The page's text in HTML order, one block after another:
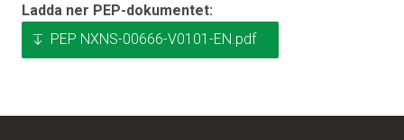
Ladda ner PEP-dokumentet:
PEP NXNS-00666-V0101-EN.pdf